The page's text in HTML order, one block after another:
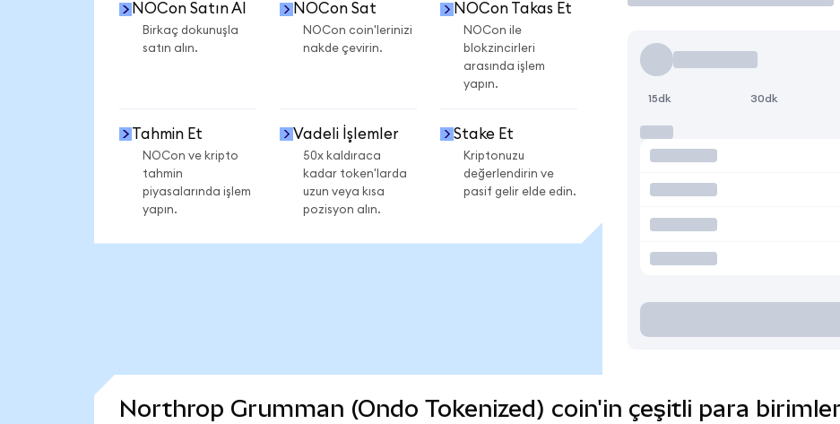
NOCon Satın Al
Birkaç dokunuşla
satın alın.
NOCon Sat
NOCon coin'lerinizi
nakde çevirin.
NOCon Takas Et
NOCon ile
blokzincirleri
arasında işlem
yapın.
Tahmin Et
NOCon ve kripto
tahmin
piyasalarında işlem
yapın.
Vadeli İşlemler
50x kaldıraca
kadar token'larda
uzun veya kısa
pozisyon alın.
Stake Et
Kriptonuzu
değerlendirin ve
pasif gelir elde edin.
15dk 30dk
Northrop Grumman (Ondo Tokenized) coin'in çeşitli para